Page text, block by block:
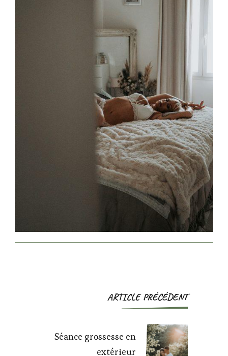
Navigation
ARTICLE PRÉCÉDENT
Séance grossesse en
extérieur